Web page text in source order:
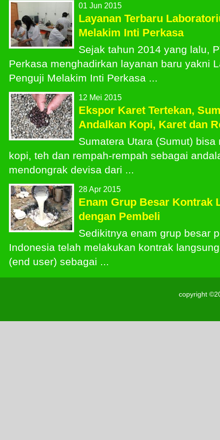
01 Jun 2015
Layanan Terbaru
Melakim Inti Perkasa
Sejak tahun 2014 yang lalu,
Perkasa menghadirkan layanan baru yakni
Penguji Melakim Inti Perkasa ...
12 Mei 2015
Ekspor Karet Tertekan,
Andalkan Kopi, Karet dan
Sumatera Utara (Sumut) bisa
kopi, teh dan rempah-rempah sebagai
mendongrak devisa dari ...
28 Apr 2015
Enam Grup Besar Kontrak
dengan Pembeli
Sedikitnya enam grup besar
Indonesia telah melakukan kontrak
(end user) sebagai ...
copyright